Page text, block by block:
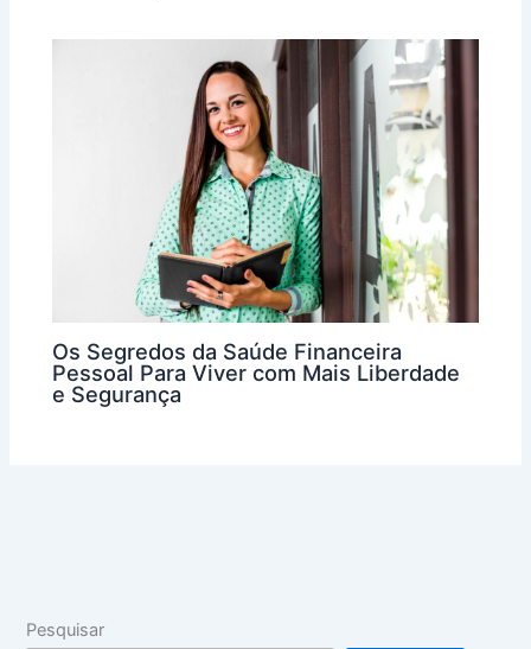
Os Segredos da Saúde Financeira
Pessoal Para Viver com Mais Liberdade
e Segurança
Pesquisar